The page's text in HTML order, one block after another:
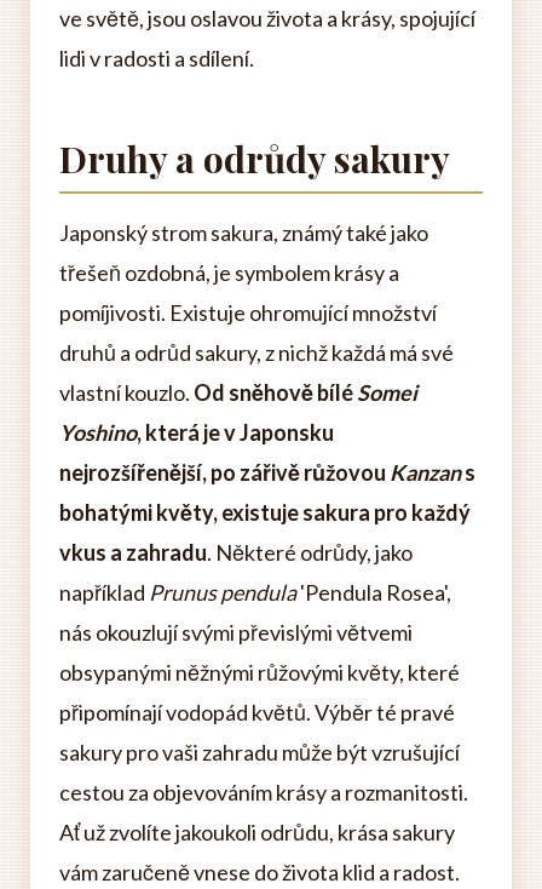
ve světě, jsou oslavou života a krásy, spojující
lidi v radosti a sdílení.
Druhy a odrůdy sakury
Japonský strom sakura, známý také jako
třešeň ozdobná, je symbolem krásy a
pomíjivosti. Existuje ohromující množství
druhů a odrůd sakury, z nichž každá má své
vlastní kouzlo. Od sněhově bíléSomei
Yoshino, která je v Japonsku
nejrozšířenější, po zářivě růžovou Kanzans
bohatými květy, existuje sakura pro každý
vkus a zahradu. Některé odrůdy, jako
například Prunus pendula'Pendula Rosea',
nás okouzlují svými převislými větvemi
obsypanými něžnými růžovými květy, které
připomínají vodopád květů. Výběr té pravé
sakury pro vaši zahradu může být vzrušující
cestou za objevováním krásy a rozmanitosti.
Ať už zvolíte jakoukoli odrůdu, krása sakury
vám zaručeně vnese do života klid a radost.